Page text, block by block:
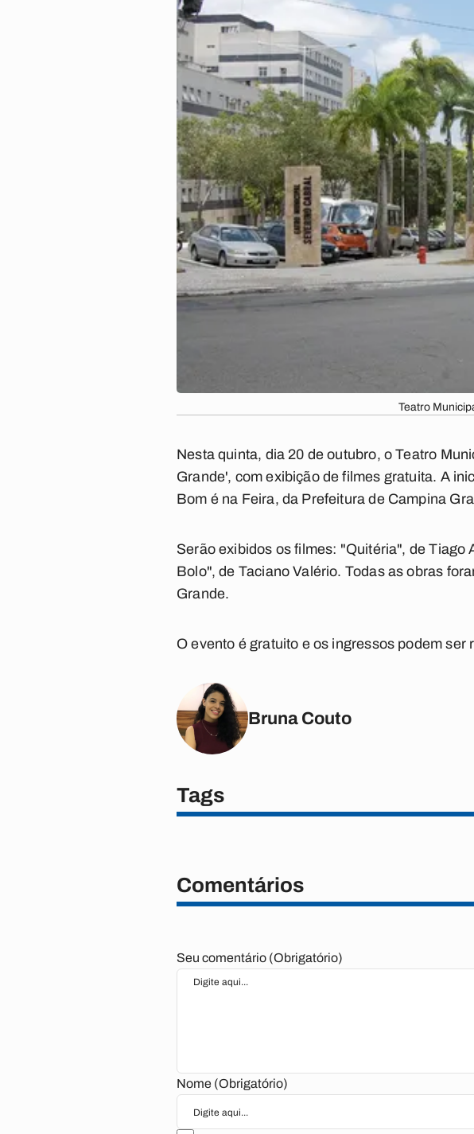
Teatro
Nesta quinta, dia 20 de outubro, o Teatro
Grande', com exibição de filmes gratuita. A
Bom é na Feira, da Prefeitura de Campina
Serão exibidos os filmes: "Quitéria", de Tiago
Bolo", de Taciano Valério. Todas as obras
Grande.
O evento é gratuito e os ingressos podem ser
Bruna Couto
Tags
Comentários
Seu comentário (Obrigatório)
Nome (Obrigatório)